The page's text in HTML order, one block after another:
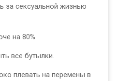
за сексуальной жизнью
на 80%.
все бутылки.
плевать на перемены в